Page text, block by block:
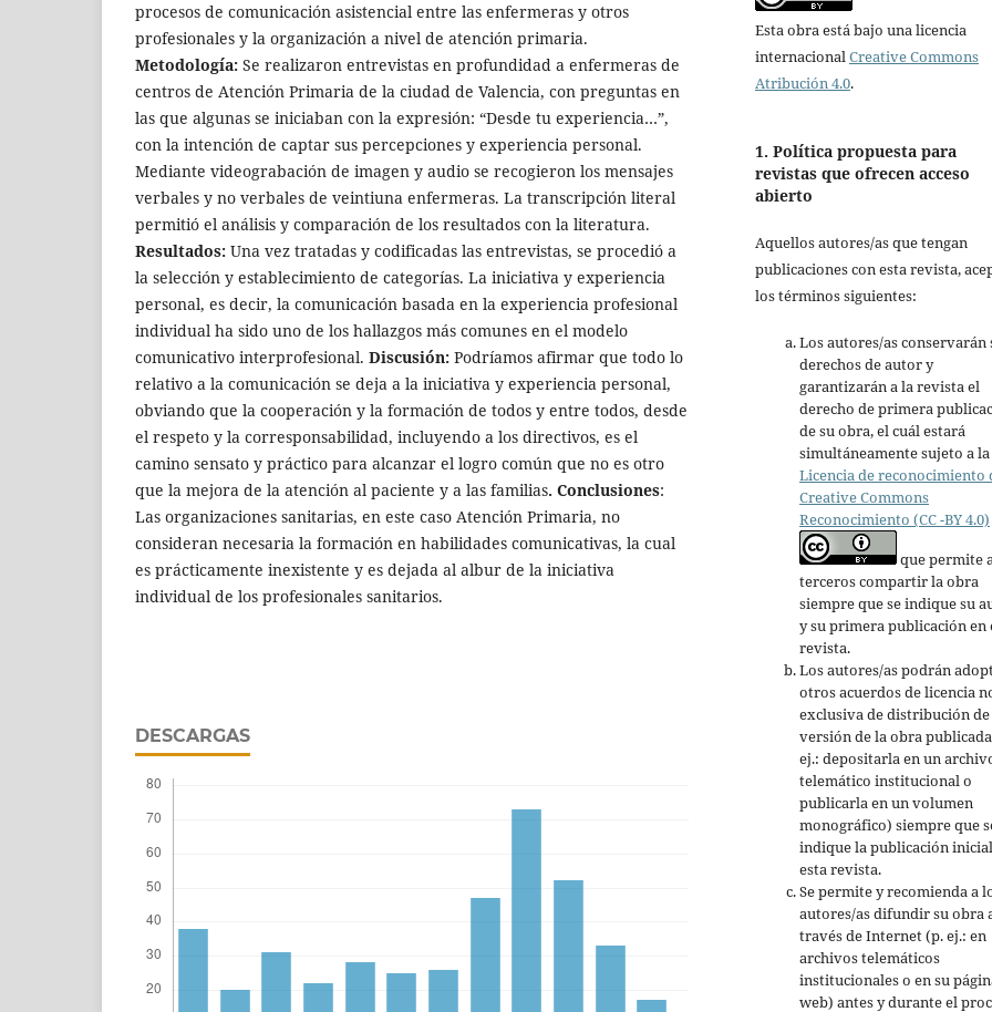
procesos de comunicación asistencial entre las enfermeras y otros
profesionales y la organización a nivel de atención primaria.
Metodología: Se realizaron entrevistas en profundidad a enfermeras de
centros de Atención Primaria de la ciudad de Valencia, con preguntas en
las que algunas se iniciaban con la expresión: “Desde tu experiencia…”,
con la intención de captar sus percepciones y experiencia personal.
Mediante videograbación de imagen y audio se recogieron los mensajes
verbales y no verbales de veintiuna enfermeras. La transcripción literal
permitió el análisis y comparación de los resultados con la literatura.
Resultados: Una vez tratadas y codificadas las entrevistas, se procedió a
la selección y establecimiento de categorías. La iniciativa y experiencia
personal, es decir, la comunicación basada en la experiencia profesional
individual ha sido uno de los hallazgos más comunes en el modelo
comunicativo interprofesional. Discusión: Podríamos afirmar que todo lo
relativo a la comunicación se deja a la iniciativa y experiencia personal,
obviando que la cooperación y la formación de todos y entre todos, desde
el respeto y la corresponsabilidad, incluyendo a los directivos, es el
camino sensato y práctico para alcanzar el logro común que no es otro
que la mejora de la atención al paciente y a las familias. Conclusiones:
Las organizaciones sanitarias, en este caso Atención Primaria, no
consideran necesaria la formación en habilidades comunicativas, la cual
es prácticamente inexistente y es dejada al albur de la iniciativa
individual de los profesionales sanitarios.
DESCARGAS
Esta obra está bajo una licencia
internacional Creative Commons
Atribución 4.0.
1. Política propuesta para
revistas que ofrecen acceso
abierto
Aquellos autores/as que tengan
publicaciones con esta revista,
los términos siguientes:
Los autores/as conservarán
derechos de autor y
garantizarán a la revista el
derecho de primera
de su obra, el cuál estará
simultáneamente sujeto a la
Licencia de reconocimiento
Creative Commons
Reconocimiento (CC -BY 4.0)
que permite a
terceros compartir la obra
siempre que se indique su
y su primera publicación en
revista.
Los autores/as podrán
otros acuerdos de licencia
exclusiva de distribución de
versión de la obra
ej.: depositarla en un
telemático institucional o
publicarla en un volumen
monográfico) siempre que
indique la publicación
esta revista.
Se permite y recomienda a
autores/as difundir su obra
través de Internet (p. ej.: en
archivos telemáticos
institucionales o en su
web) antes y durante el